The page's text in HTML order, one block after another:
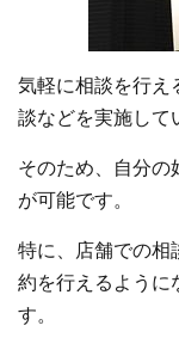
気軽に相談を行え
談などを実施して
そのため、自分の
が可能です。
特に、店舗での相
約を行えるように
す。